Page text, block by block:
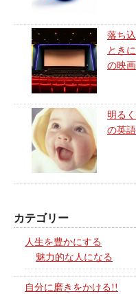
落ち
とき
の映画
明る
の英
カテゴリー
人生を豊かにする
魅力的な人になる
自分に磨きをかける!!